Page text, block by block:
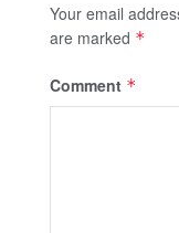
Your email
are marked *
Comment *